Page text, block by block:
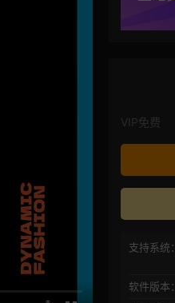
VIP免费
支持系统：
软件版本：